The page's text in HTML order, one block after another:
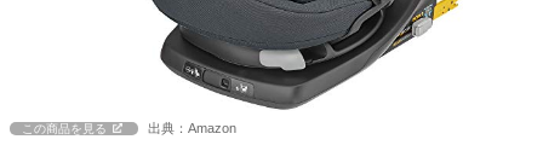
この商品を見る 出典：Amazon